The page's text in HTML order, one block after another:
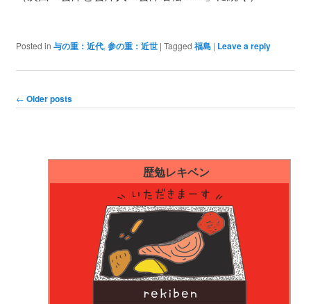
Posted in 与の重：近代, 参の重：近世 | Tagged 福島 | Leave a reply
Post navigation
← Older posts
歴勉レキベン